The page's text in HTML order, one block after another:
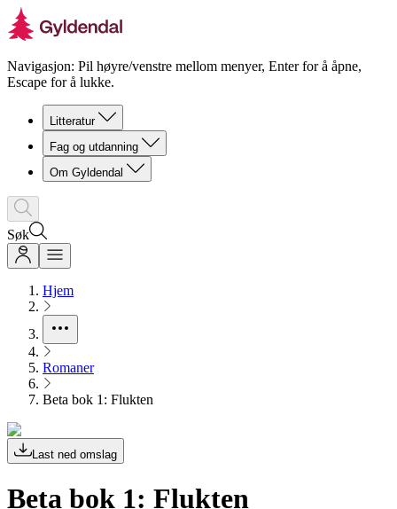
Navigasjon: Pil høyre/venstre mellom menyer, Enter for å åpne,
Escape for å lukke.
Litteratur
Fag og utdanning
Om Gyldendal
Søk
Hjem
Romaner
Beta bok 1: Flukten
Last ned omslag
Beta bok 1: Flukten